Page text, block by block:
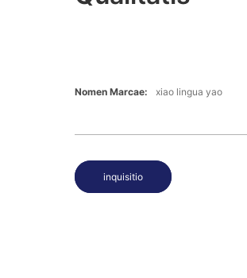
Nomen Marcae: xiao lingua yao
inquisitio